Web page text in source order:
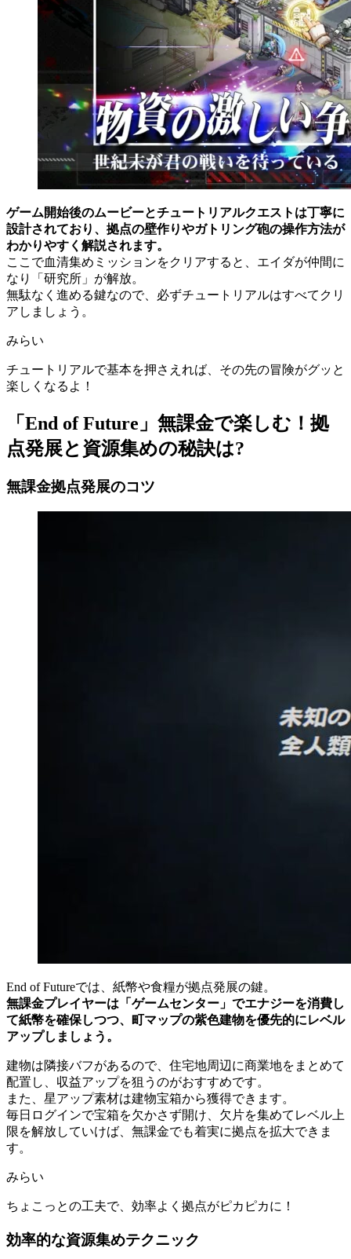
ゲーム開始後のムービーとチュートリアルクエストは丁寧に
設計されており、拠点の壁作りやガトリング砲の操作方法が
わかりやすく解説されます。
ここで血清集めミッションをクリアすると、エイダが仲間に
なり「研究所」が解放。
無駄なく進める鍵なので、必ずチュートリアルはすべてクリ
アしましょう。
みらい
チュートリアルで基本を押さえれば、その先の冒険がグッと
楽しくなるよ！
「End of Future」無課金で楽しむ！拠
点発展と資源集めの秘訣は?
無課金拠点発展のコツ
End of Futureでは、紙幣や食糧が拠点発展の鍵。
無課金プレイヤーは「ゲームセンター」でエナジーを消費し
て紙幣を確保しつつ、町マップの紫色建物を優先的にレベル
アップしましょう。
建物は隣接バフがあるので、住宅地周辺に商業地をまとめて
配置し、収益アップを狙うのがおすすめです。
また、星アップ素材は建物宝箱から獲得できます。
毎日ログインで宝箱を欠かさず開け、欠片を集めてレベル上
限を解放していけば、無課金でも着実に拠点を拡大できま
す。
みらい
ちょこっとの工夫で、効率よく拠点がピカピカに！
効率的な資源集めテクニック